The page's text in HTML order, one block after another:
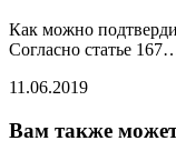
Как можно
Согласно статье 167
11.06.2019
Вам также